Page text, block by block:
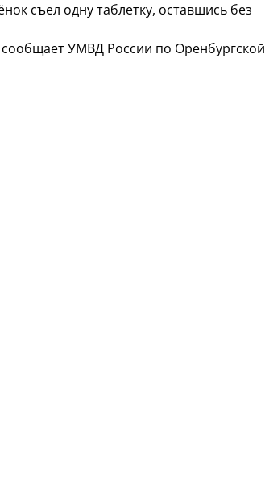
съел одну таблетку, оставшись без
УМВД России по Оренбургской